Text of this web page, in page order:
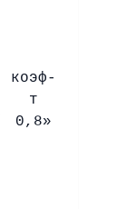
коэф-
т
0,8»